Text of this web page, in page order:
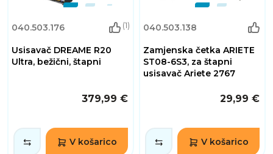
040.503.176 (1)
Usisavač DREAME R20
Ultra, bežični, štapni
379,99 €
V košarico
040.503.138
Zamjenska četka ARIETE
ST08-6S3, za štapni
usisavač Ariete 2767
29,99 €
V košarico